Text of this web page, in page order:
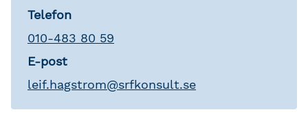
Telefon
010-483 80 59
E-post
leif.hagstrom@srfkonsult.se